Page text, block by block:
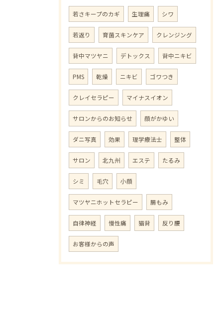
若さキープのカギ 生理痛 シワ
若返り 育菌スキンケア クレンジング
背中マツヤニ デトックス 背中ニキビ
PMS 乾燥 ニキビ ゴワつき
クレイセラピー マイナスイオン
サロンからのお知らせ 顔がかゆい
ダニ写真 効果 理学療法士 整体
サロン 北九州 エステ たるみ
シミ 毛穴 小顔
マツヤニホットセラピー 腸もみ
自律神経 慢性痛 猫背 反り腰
お客様からの声